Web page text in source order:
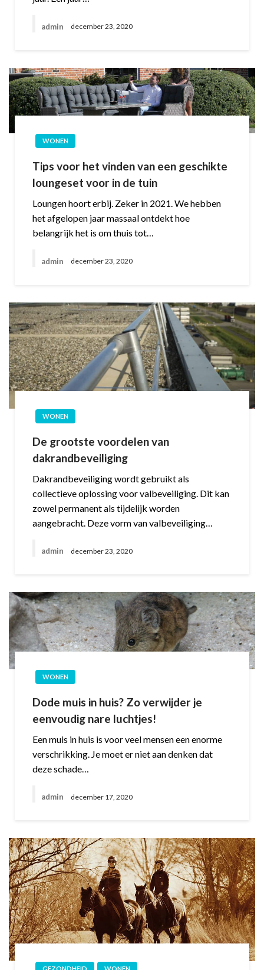
admin december 23, 2020
WONEN
Tips voor het vinden van een geschikte
loungeset voor in de tuin
Loungen hoort erbij. Zeker in 2021. We hebben
het afgelopen jaar massaal ontdekt hoe
belangrijk het is om thuis tot…
admin december 23, 2020
WONEN
De grootste voordelen van
dakrandbeveiliging
Dakrandbeveiliging wordt gebruikt als
collectieve oplossing voor valbeveiliging. Dit kan
zowel permanent als tijdelijk worden
aangebracht. Deze vorm van valbeveiliging…
admin december 23, 2020
WONEN
Dode muis in huis? Zo verwijder je
eenvoudig nare luchtjes!
Een muis in huis is voor veel mensen een enorme
verschrikking. Je moet er niet aan denken dat
deze schade…
admin december 17, 2020